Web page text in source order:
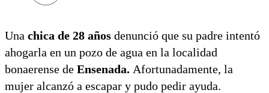
Una chica de 28 años denunció que su padre intentó
ahogarla en un pozo de agua en la localidad
bonaerense de Ensenada. Afortunadamente, la
mujer alcanzó a escapar y pudo pedir ayuda.